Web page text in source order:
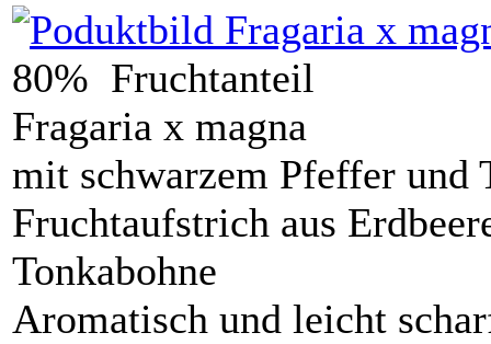
80% Fruchtanteil
Fragaria x magna
mit schwarzem Pfeffer und
Fruchtaufstrich aus
Tonkabohne
Aromatisch und leicht